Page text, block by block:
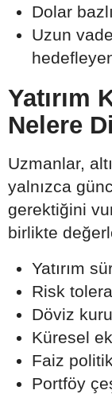
Dolar
Uzun
Yatırım
Nelere
Uzmanlar,
yalnızca
gerektiğini
birlikte
Yatırım
Risk
Döviz
Küresel
Faiz
Portföy